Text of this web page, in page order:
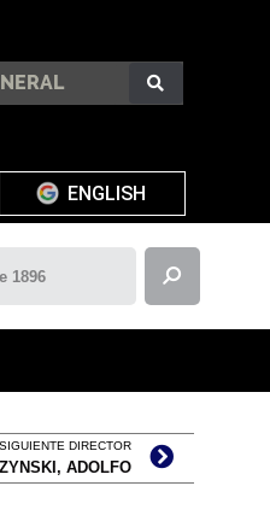
ENGLISH
SIGUIENTE DIRECTOR
ADOLFO